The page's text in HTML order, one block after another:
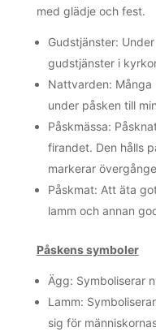
med glädje och fest.
Gudstjänster:
gudstjänster i
Nattvarden:
under påsken till
Påskmässa:
firandet. Den hålls
markerar
Påskmat: Att äta
lamm och annan
Påskens symboler
Ägg: Symboliserar
Lamm:
sig för